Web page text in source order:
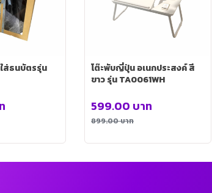
ส่ธนบัตรรุ่น
โต๊ะพับญี่ปุ่น อเนกประสงค์ สี
ขาว รุ่น TA0061WH
899.00บาท
599.00 บาท